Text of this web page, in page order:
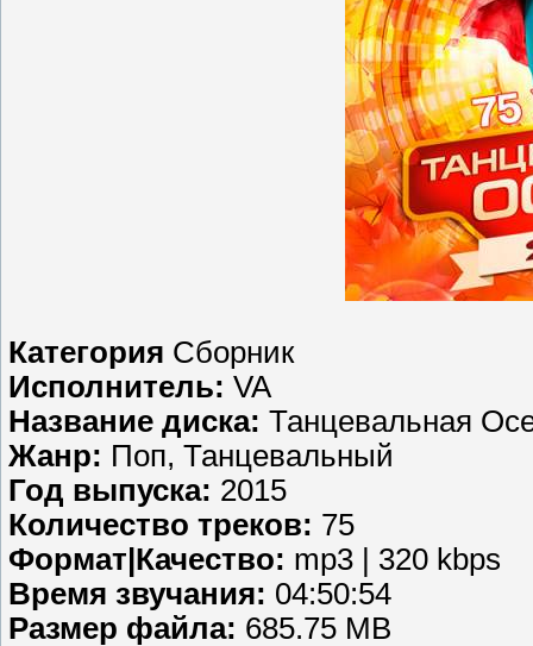
Категория Сборник
Исполнитель: VA
Название диска: Танцевальная
Жанр: Поп, Танцевальный
Год выпуска: 2015
Количество треков: 75
Формат|Качество: mp3 | 320 kbps
Время звучания: 04:50:54
Размер файла: 685.75 MB